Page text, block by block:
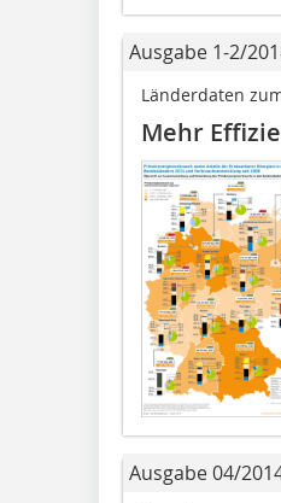
Ausgabe 1-2/
Länderdaten
Mehr
Ausgabe 04/